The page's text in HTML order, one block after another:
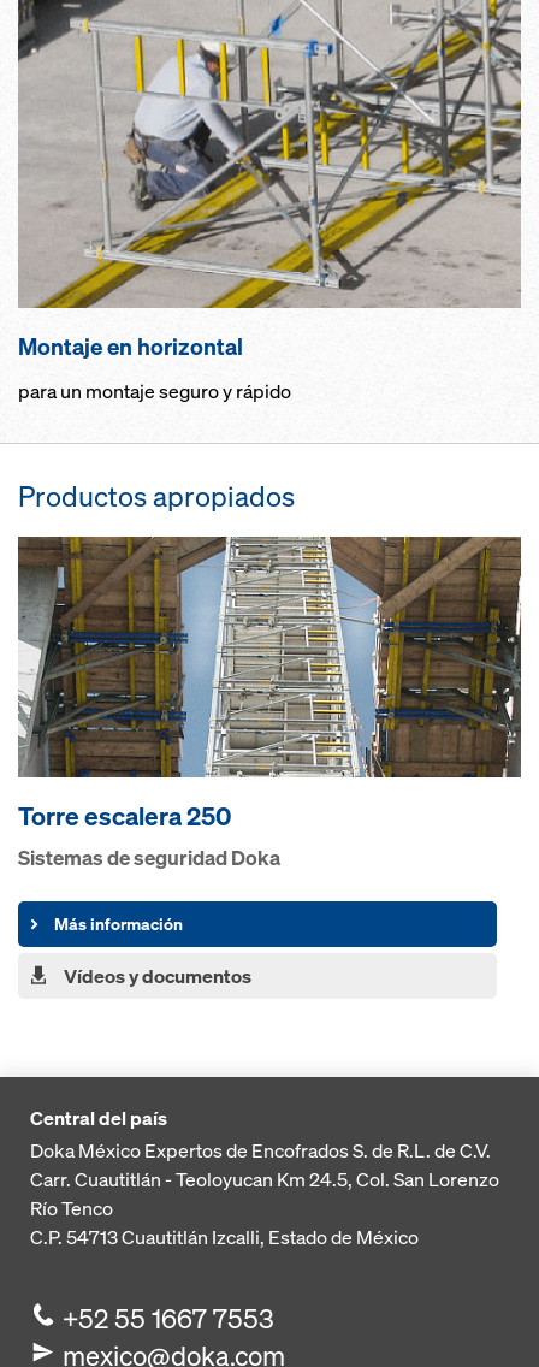
Montaje en horizontal
para un montaje seguro y rápido
Productos apropiados
Torre escalera 250
Sistemas de seguridad Doka
Más información
Vídeos y documentos
Central del país
Doka México Expertos de Encofrados S. de R.L. de C.V.
Carr. Cuautitlán - Teoloyucan Km 24.5, Col. San Lorenzo
Río Tenco
C.P. 54713Cuautitlán Izcalli, Estado de México
+52 55 1667 7553
mexico@doka.com